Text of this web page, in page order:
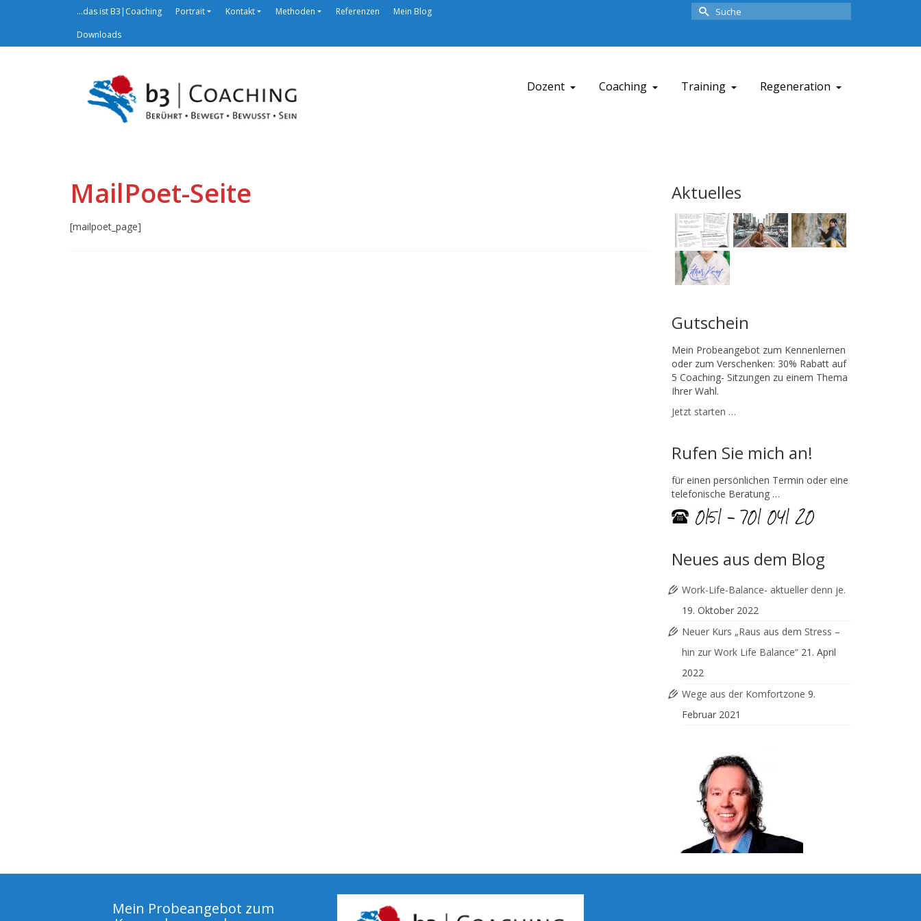
…das ist B3|Coaching Portrait Kontakt Methoden Referenzen
Mein Blog
Downloads
Suche
nach:
Dozent Coaching Training Regeneration
MailPoet-Seite
[mailpoet_page]
Aktuelles
Gutschein
Mein Probeangebot zum Kennenlernen
oder zum Verschenken: 30% Rabatt auf
5 Coaching- Sitzungen zu einem Thema
Ihrer Wahl.
Jetzt starten …
Rufen Sie mich an!
für einen persönlichen Termin oder eine
telefonische Beratung …
Neues aus dem Blog
Work-Life-Balance- aktueller denn je.
19. Oktober 2022
Neuer Kurs „Raus aus dem Stress –
hin zur Work Life Balance“ 21. April
2022
Wege aus der Komfortzone 9.
Februar 2021
Mein Probeangebot zum